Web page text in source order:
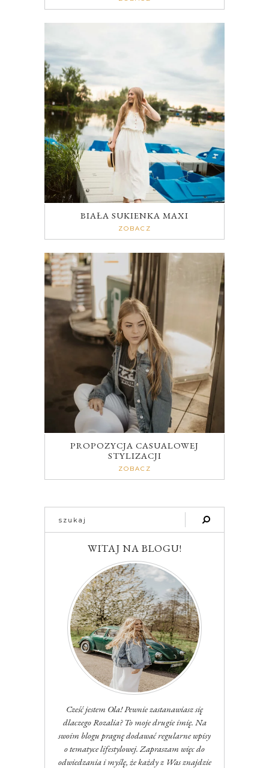
BIAŁA SUKIENKA MAXI
ZOBACZ
PROPOZYCJA CASUALOWEJ
STYLIZACJI
ZOBACZ
WITAJ NA BLOGU!
Cześć jestem Ola! Pewnie zastanawiasz się
dlaczego Rozalia? To moje drugie imię. Na
swoim blogu pragnę dodawać regularne wpisy
o tematyce lifestylowej. Zapraszam więc do
odwiedzania i myślę, że każdy z Was znajdzie